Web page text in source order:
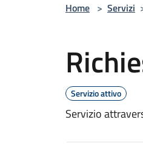
Home > Servizi
Servizio attivo
Servizio